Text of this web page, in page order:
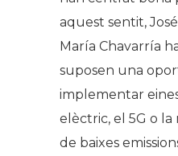
aquest sentit, José
María Chavarría
suposen una
implementar
elèctric, el 5G o
de baixes